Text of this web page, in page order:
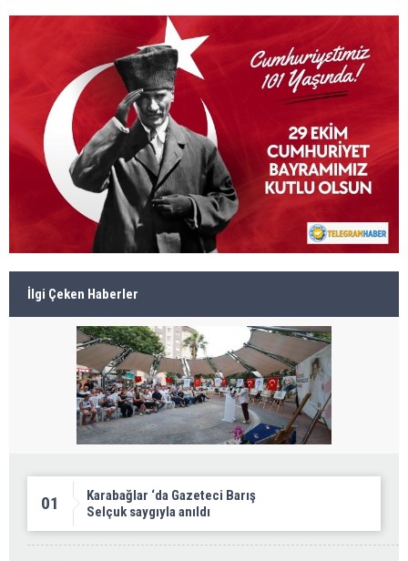
İlgi Çeken Haberler
01
Karabağlar ‘da Gazeteci Barış
Selçuk saygıyla anıldı